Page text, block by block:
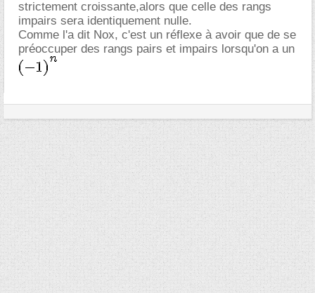
strictement croissante,alors que celle des rangs
impairs sera identiquement nulle.
Comme l'a dit Nox, c'est un réflexe à avoir que de se
préoccuper des rangs pairs et impairs lorsqu'on a un